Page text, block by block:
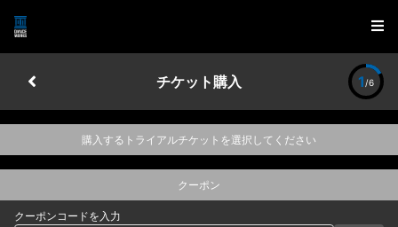
チケット購入 1 /6
購入するトライアルチケットを選択してください
クーポン
クーポンコードを入力